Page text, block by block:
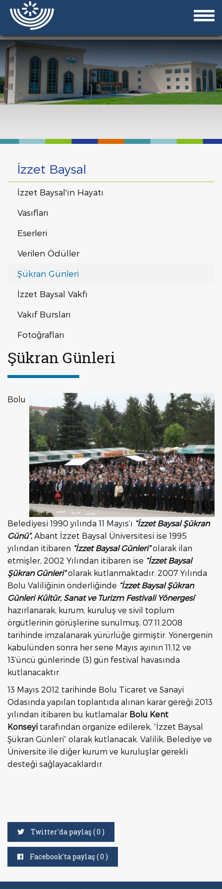
İzzet Baysal
İzzet Baysal'ın Hayatı
Vasıfları
Eserleri
Verilen Ödüller
Şükran Günleri
İzzet Baysal Vakfı
Vakıf Bursları
Fotoğrafları
Şükran Günleri
Bolu
Belediyesi 1990 yılında 11 Mayıs’ı “İzzet Baysal Şükran
Günü”, Abant İzzet Baysal Üniversitesi ise 1995
yılından itibaren “İzzet Baysal Günleri” olarak ilan
etmişler, 2002 Yılından itibaren ise “İzzet Baysal
Şükran Günleri”olarak kutlanmaktadır. 2007 Yılında
Bolu Valiliğinin önderliğinde “İzzet Baysal Şükran
Günleri Kültür, Sanat ve Turizm Festivali Yönergesi”
hazırlanarak, kurum, kuruluş ve sivil toplum
örgütlerinin görüşlerine sunulmuş, 07.11.2008
tarihinde imzalanarak yürürlüğe girmiştir. Yönergenin
kabulünden sonra her sene Mayıs ayının 11,12 ve
13’üncü günlerinde (3) gün festival havasında
kutlanacaktır.
13 Mayıs 2012 tarihinde Bolu Ticaret ve Sanayi
Odasında yapılan toplantıda alınan karar gereği 2013
yılından itibaren bu kutlamalar Bolu Kent
Konseyi tarafından organize edilerek, “İzzet Baysal
Şükran Günleri” olarak kutlanacak. Valilik, Belediye ve
Üniversite ile diğer kurum ve kuruluşlar gerekli
desteği sağlayacaklardır.
Twitter'da paylaş (0 )
Facebook'ta paylaş (0 )